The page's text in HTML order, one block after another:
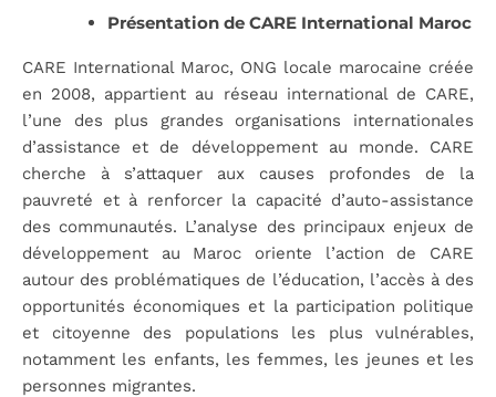
Présentation de CARE International Maroc
CARE International Maroc, ONG locale marocaine créée
en 2008, appartient au réseau international de CARE,
l’une des plus grandes organisations internationales
d’assistance et de développement au monde. CARE
cherche à s’attaquer aux causes profondes de la
pauvreté et à renforcer la capacité d’auto-assistance
des communautés. L’analyse des principaux enjeux de
développement au Maroc oriente l’action de CARE
autour des problématiques de l’éducation, l’accès à des
opportunités économiques et la participation politique
et citoyenne des populations les plus vulnérables,
notamment les enfants, les femmes, les jeunes et les
personnes migrantes.